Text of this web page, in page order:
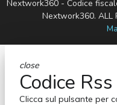
Nextwork360 - Codice
Nextwork360. ALL
close
Codice Rss
Clicca sul pulsante per